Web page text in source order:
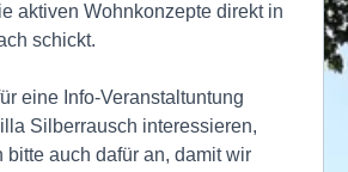
aktiven Wohnkonzepte direkt in
schickt.
eine Info-Veranstaltuntung
Silberrausch interessieren,
bitte auch dafür an, damit wir